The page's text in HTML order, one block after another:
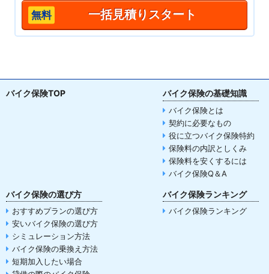
一括見積りスタート
バイク保険TOP バイク保険の基礎知識
バイク保険とは
契約に必要なもの
役に立つバイク保険特約
保険料の内訳としくみ
保険料を安くするには
バイク保険Q＆A
バイク保険の選び方
おすすめプランの選び方
安いバイク保険の選び方
シミュレーション方法
バイク保険の乗換え方法
短期加入したい場合
バイク保険ランキング
バイク保険ランキング